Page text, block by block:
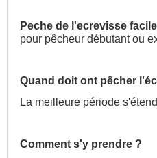
Peche de l'ecrevisse
pour pêcheur débutant ou
Quand doit ont pêcher
La meilleure période
Comment s'y prendre ?